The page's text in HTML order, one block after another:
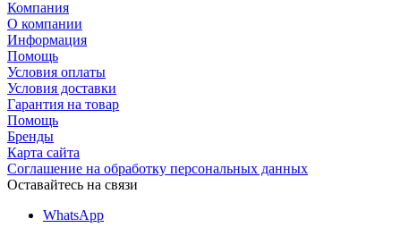
Компания
О компании
Информация
Помощь
Условия оплаты
Условия доставки
Гарантия на товар
Помощь
Бренды
Карта сайта
Соглашение на обработку персональных данных
Оставайтесь на связи
WhatsApp